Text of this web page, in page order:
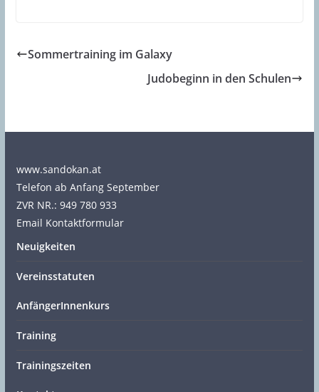
Sommertraining im Galaxy
Judobeginn in den Schulen
www.sandokan.at
Telefon ab Anfang September
ZVR NR.: 949 780 933
Email Kontaktformular
Neuigkeiten
Vereinsstatuten
AnfängerInnenkurs
Training
Trainingszeiten